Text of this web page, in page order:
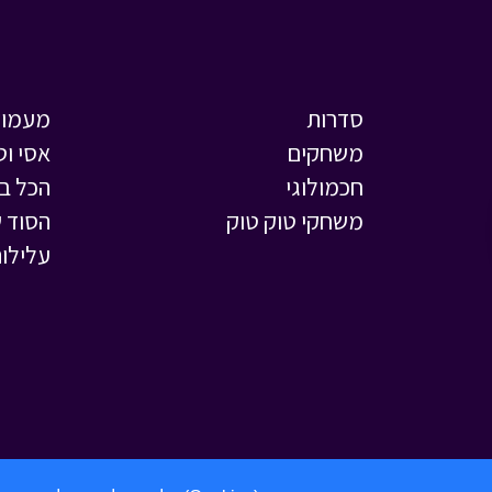
סדרות
משחקים
חכמולוגי
משחקי טוק טוק
אסי
הכל
הסוד